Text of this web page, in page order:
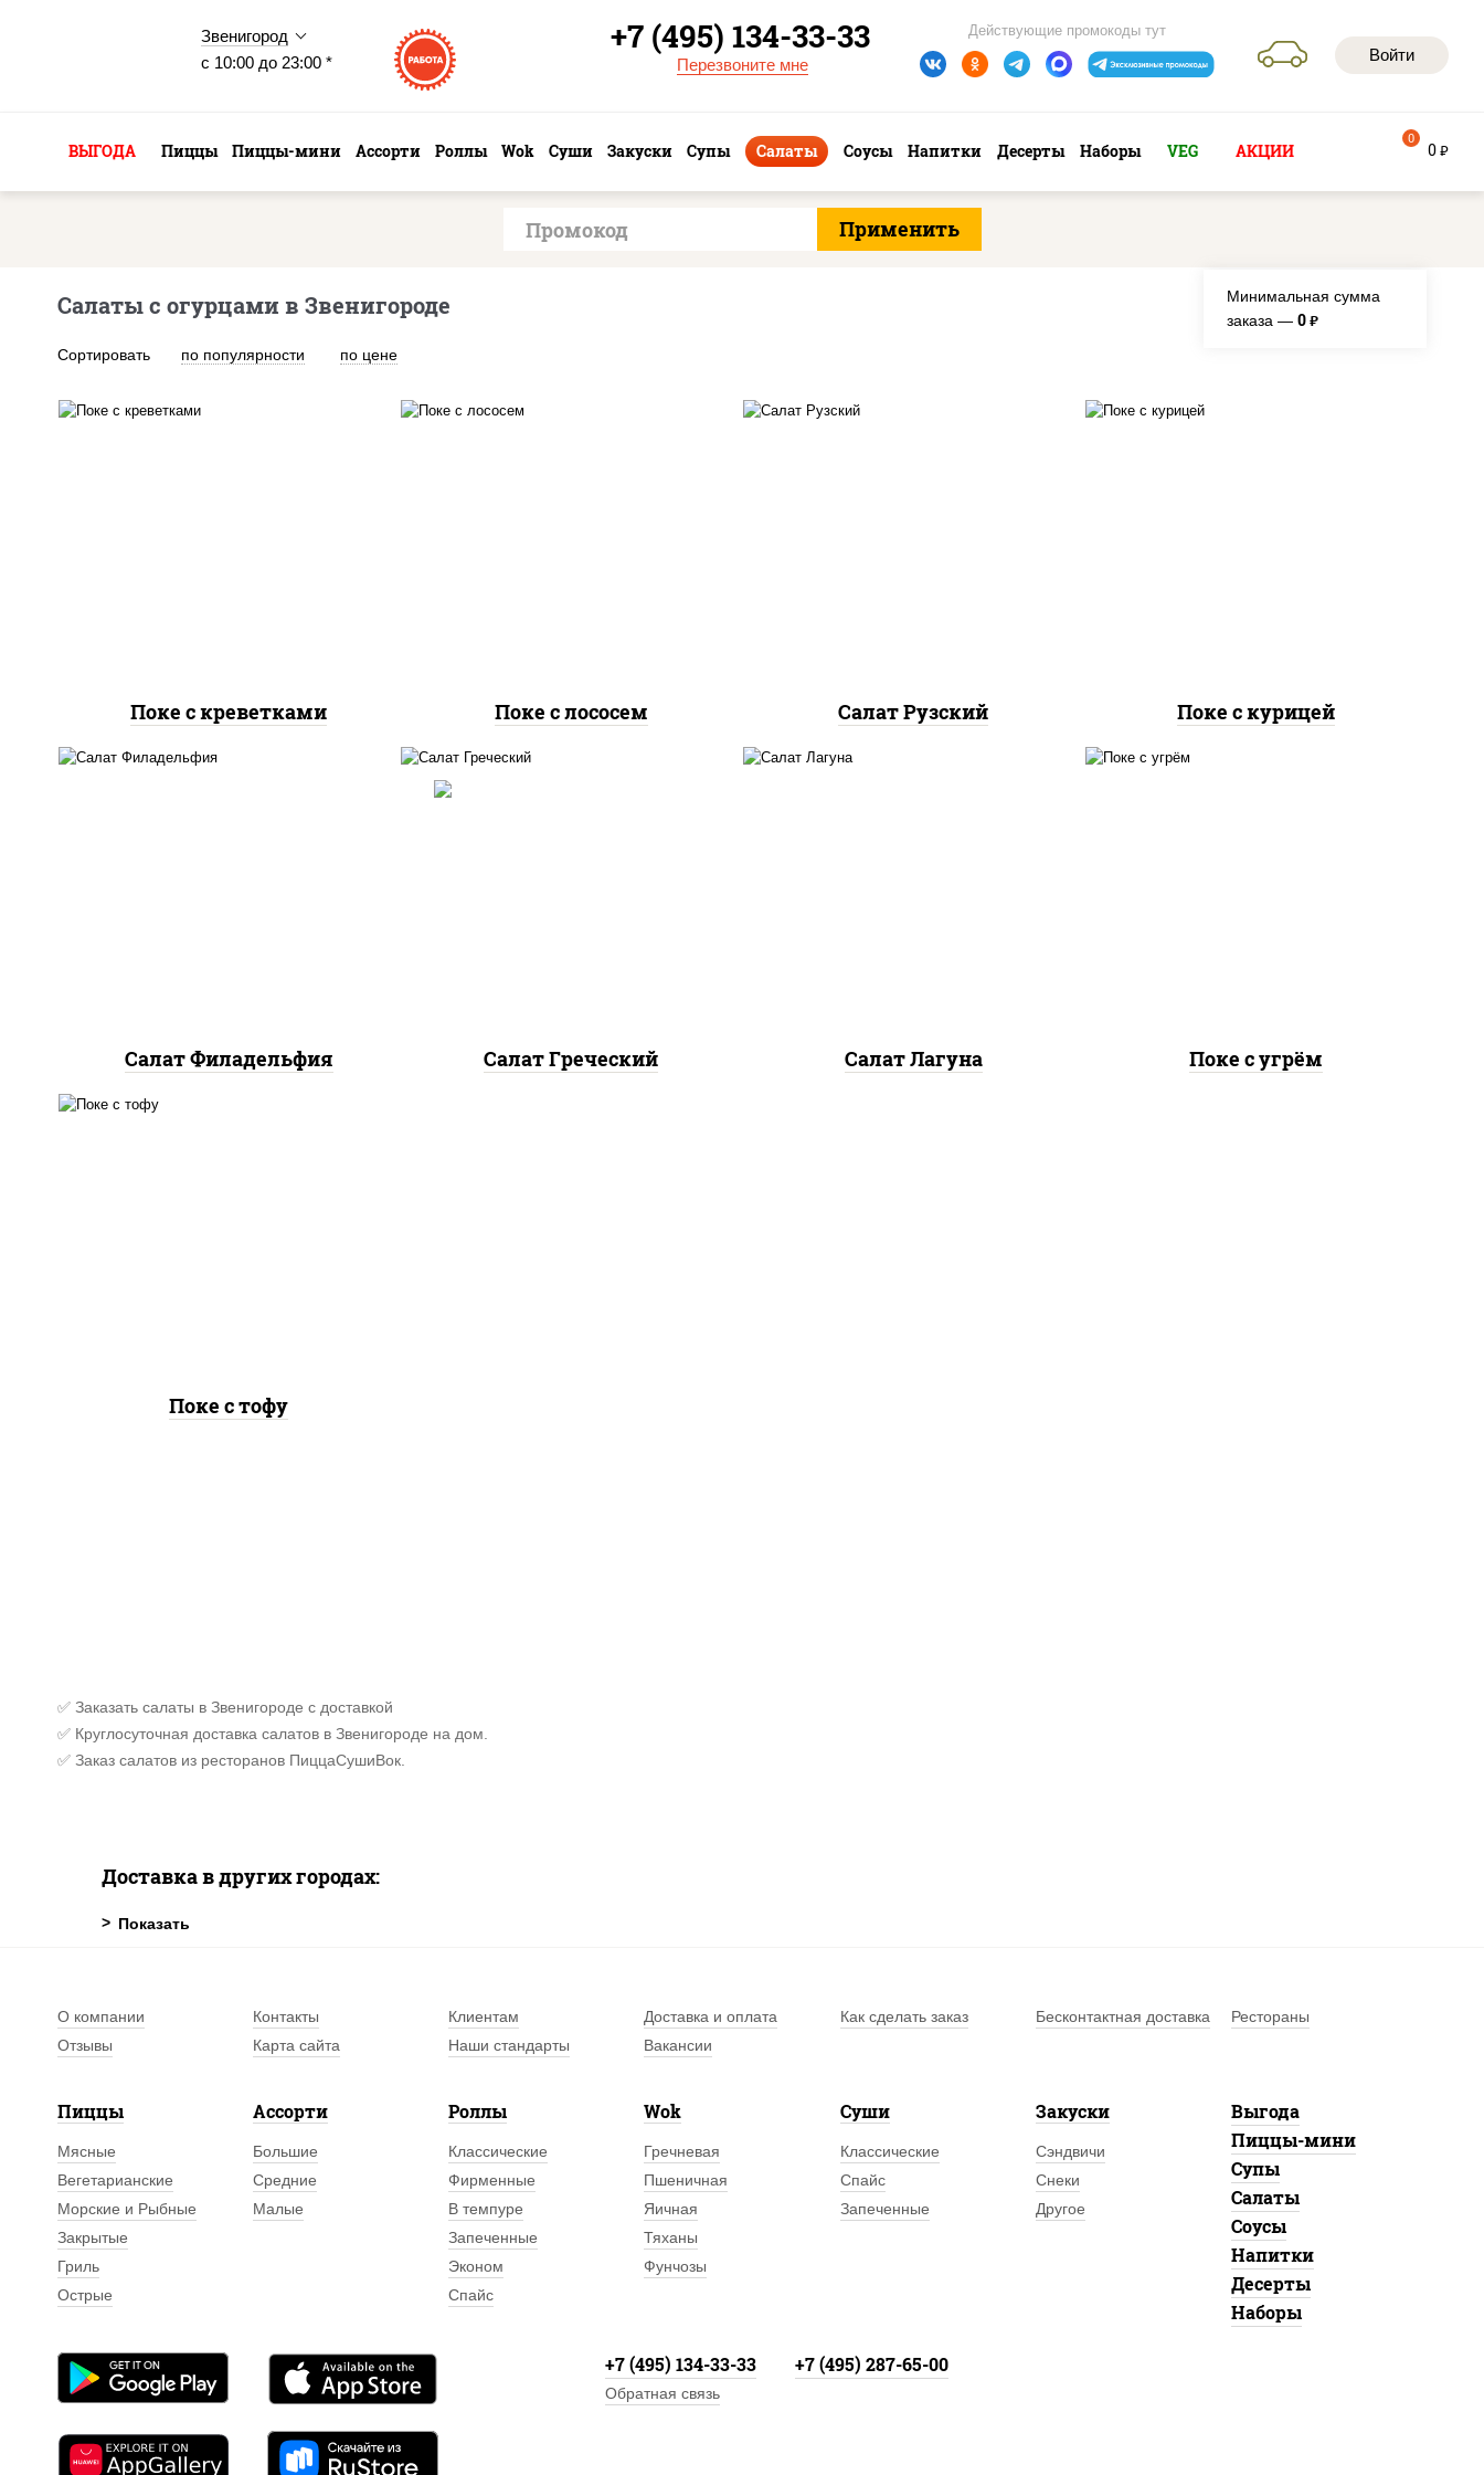
Звенигород
с 10:00 до 23:00 *
Войти
Действующие промокоды тут
+7 (495) 134-33-33
Перезвоните мне
ВЫГОДА Пиццы Пиццы-мини Ассорти Роллы Wok Суши Закуски Супы Салаты Соусы Напитки Десерты Наборы VEG АКЦИИ 0 руб
0
Салаты с огурцами в Звенигороде
Сортировать по популярности по цене
Минимальная сумма
заказа — 0 руб.
Поке с креветками Поке с лососем Салат Рузский Поке с курицей
Салат Филадельфия Салат Греческий Салат Лагуна Поке с угрём
Поке с тофу
✅ Заказать салаты в Звенигороде с доставкой
✅ Круглосуточная доставка салатов в Звенигороде на дом.
✅ Заказ салатов из ресторанов ПиццаСушиВок.
Доставка в других городах:
О компании Контакты Клиентам Доставка и оплата Как сделать заказ Бесконтактная доставка
Рестораны
Отзывы
Карта сайта Наши стандарты Вакансии
Пиццы
Мясные
Вегетарианские
Морские и Рыбные
Закрытые
Гриль
Острые
Ассорти
Большие
Средние
Малые
Роллы
Классические
Фирменные
В темпуре
Запеченные
Эконом
Спайс
Wok
Гречневая
Пшеничная
Яичная
Тяханы
Фунчозы
Суши
Классические
Спайс
Запеченные
Закуски
Сэндвичи
Снеки
Другое
Выгода
Пиццы-мини
Супы
Салаты
Соусы
Напитки
Десерты
Наборы
+7 (495) 134-33-33 +7 (495) 287-65-00
Обратная связь